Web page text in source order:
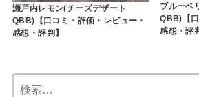
瀬戸内レモン(チーズデザート
QBB)【口コミ・評価・レビュー・
感想・評判】
ブルーベ
QBB)【
感想・評